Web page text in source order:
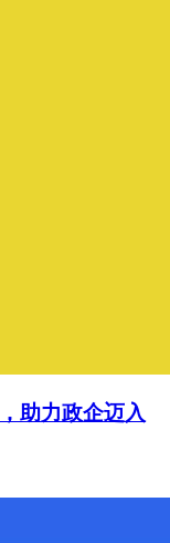
助力政企迈入